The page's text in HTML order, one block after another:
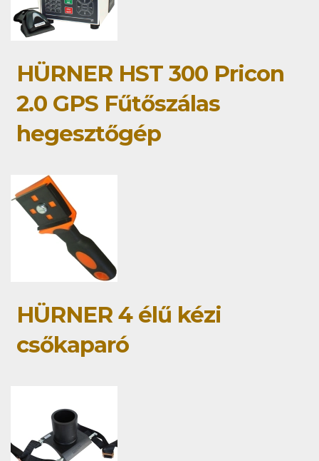
HÜRNER HST 300 Pricon
2.0 GPS Fűtőszálas
hegesztőgép
HÜRNER 4 élű kézi
csőkaparó